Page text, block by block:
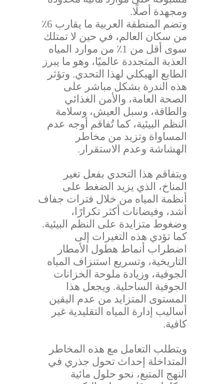
ومجهدة أصلًا.
وتضم المنطقة العربية ما يقارب 6٪
من سكان العالم، في حين لا تمتلك
سوى أقل من 1٪ من موارد المياه
العذبة المتجددة عالميًا، وهو ما يبرز
الطابع الهيكلي لهذا التحدي. وتؤثر
هذه الندرة بشكل مباشر على
الصحة العامة، والأمن الغذائي
والطاقة، وسبل العيش، وسلامة
النظم البيئية، كما تُفاقم أوجه عدم
المساواة وتزيد من مخاطر
الهشاشة وعدم الاستقرار.
ويتفاقم هذا التحدي بفعل تغير
المناخ، الذي يزيد الضغط على
أنظمة المياه من خلال فترات جفاف
أشد، وفيضانات أكثر تكرارًا،
وضغوط متزايدة على النظم البيئية.
كما تؤدي هذه التغيرات إلى
اضطراب أنماط هطول الأمطار
التاريخية، وتسريع استنزاف المياه
الجوفية، وزيادة ملوحة الخزانات
الجوفية الساحلية. ويجعل هذا
المستوى المتزايد من عدم اليقين
أساليب إدارة المياه التقليدية غير
كافية.
ويتطلب التعامل مع هذه المخاطر
المتداخلة إحداث تحول جذري في
النهج المتبع، نحو حلول مائية